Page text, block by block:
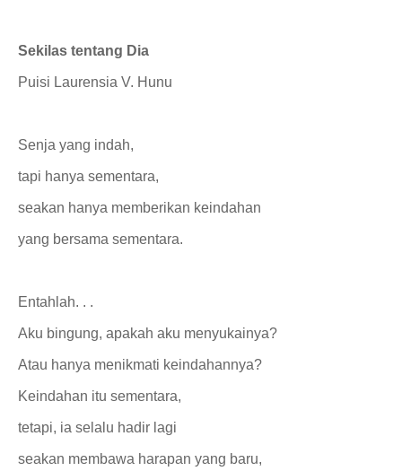
Sekilas tentang Dia
Puisi Laurensia V. Hunu
Senja yang indah,
tapi hanya sementara,
seakan hanya memberikan keindahan
yang bersama sementara.
Entahlah. . .
Aku bingung, apakah aku menyukainya?
Atau hanya menikmati keindahannya?
Keindahan itu sementara,
tetapi, ia selalu hadir lagi
seakan membawa harapan yang baru,